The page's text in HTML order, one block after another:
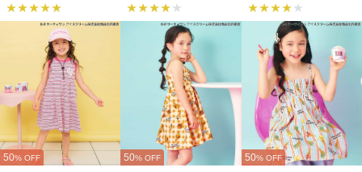
50% OFF 50% OFF 50% OFF